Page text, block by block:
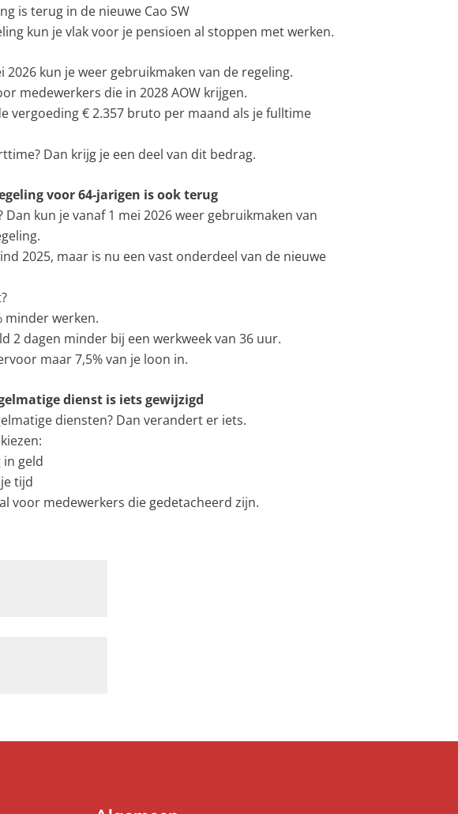
is terug in de nieuwe Cao SW
kun je vlak voor je pensioen al stoppen met werken.
kun je weer gebruikmaken van de regeling.
medewerkers die in 2028 AOW krijgen.
vergoeding € 2.357 bruto per maand als je fulltime
Dan krijg je een deel van dit bedrag.
voor 64-jarigen is ook terug
Dan kun je vanaf 1 mei 2026 weer gebruikmaken van
2025, maar is nu een vast onderdeel van de nieuwe
minder werken.
2 dagen minder bij een werkweek van 36 uur.
maar 7,5% van je loon in.
dienst is iets gewijzigd
diensten? Dan verandert er iets.
geld
tijd
voor medewerkers die gedetacheerd zijn.